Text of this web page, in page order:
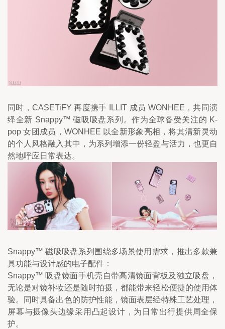
同时，CASETiFY 再度携手 ILLIT 成员 WONHEE，共同演
绎全新 Snappy™ 磁吸吸盘系列。作为全球备受关注的 K-
pop 女团成员，WONHEE 以全新形象亮相，将其清新灵动
的个人风格融入其中，为系列增添一份轻盈与活力，也更自
然地呼应日常表达。
Snappy™ 磁吸吸盘系列围绕多场景使用需求，推出多款兼
具功能与设计感的电子配件：
Snappy™ 吸盘镜面手机壳自带高清镜面背板及独立吸盘，
无论是对镜补妆还是随时拍摄，都能带来轻松便捷的使用体
验。同时具备出色的防护性能，镜面表层经特殊工艺处理，
屏幕与摄像头边缘采用凸起设计，为日常出行提供周全保
护。